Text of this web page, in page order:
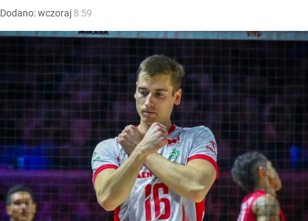
Dodano:wczoraj 8:59